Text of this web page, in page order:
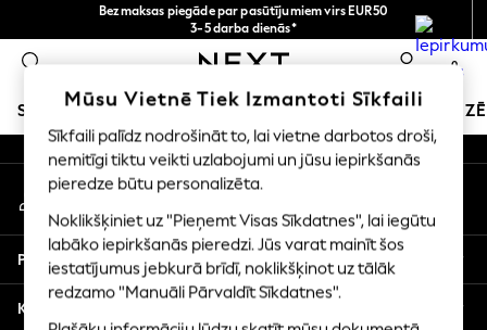
Bezmaksas piegāde par pasūtījumiem virs EUR50
3-5 darba dienās*
Tagad jūs varat
iepirkties latviešu valodā!
0
SKOLAS APĢĒRBS SVĒTKU VEIKALS MEITENES
SCHOOLWEAR
All Boys Schoolwear
Shoes
Trousers
Shorts
Shirts
Polo Shirts
An error occurred on client
Mūsu sociālie tīkli
Mans konts
Pierakstieties savā kontā
Palīdzība
Konfidencialitāte un juridiskā informācija
Mūsu Vietnē Tiek Izmantoti Sīkfaili
Sīkfaili palīdz nodrošināt to, lai vietne darbotos droši,
nemitīgi tiktu veikti uzlabojumi un jūsu iepirkšanās
pieredze būtu personalizēta.
Noklikšķiniet uz "Pieņemt Visas Sīkdatnes", lai iegūtu
labāko iepirkšanās pieredzi. Jūs varat mainīt šos
iestatījumus jebkurā brīdī, noklikšķinot uz tālāk
redzamo "Manuāli Pārvaldīt Sīkdatnes".